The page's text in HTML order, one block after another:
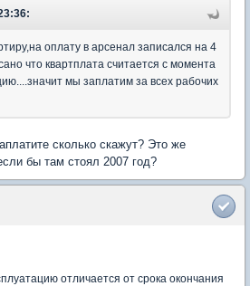
оплату в арсенал записался на 4
что квартплата считается с момента
мы заплатим за всех рабочих
сколько скажут? Это же
бы там стоял 2007 год?
отличается от срока окончания